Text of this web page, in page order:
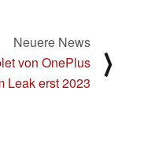
Neuere News
von OnePlus
Leak erst 2023
⟩